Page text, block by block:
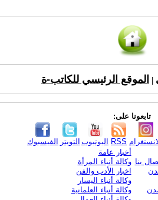
الموقع الرئيسي للكاتب-ة
تابعونا على:
الفيسبوك التويتر اليوتيوب RSS
بنا
أخبار عامة
وكالة أنباء المرأة
اخبار الأدب والفن
وكالة أنباء اليسار
وكالة أنباء العلمانية